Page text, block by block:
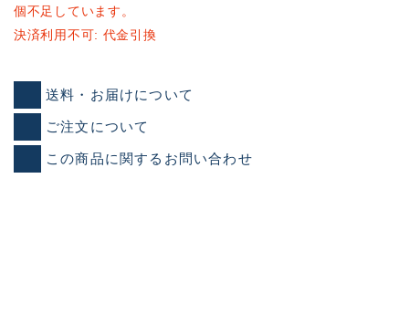
個不足しています。
決済利用不可: 代金引換
送料・お届けについて
ご注文について
この商品に関するお問い合わせ